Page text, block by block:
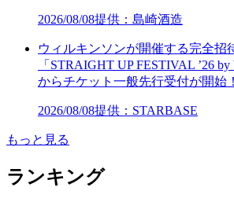
2026/08/08提供：島崎酒造
ウィルキンソンが開催する完全招
「STRAIGHT UP FESTIVAL ’26
からチケット一般先行受付が開始！
2026/08/08提供：STARBASE
もっと見る
ランキング